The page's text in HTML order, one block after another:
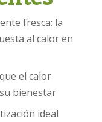
fresca: la
al calor en
el calor
bienestar
ideal